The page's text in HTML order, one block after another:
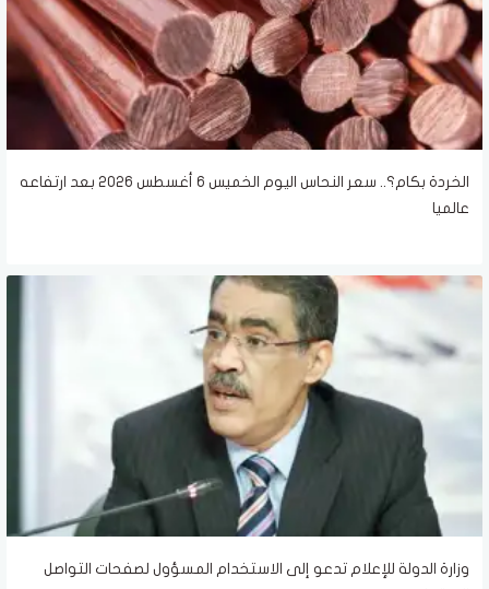
الخردة بكام؟.. سعر النحاس اليوم الخميس 6 أغسطس 2026 بعد ارتفاعه
عالميا
وزارة الدولة للإعلام تدعو إلى الاستخدام المسؤول لصفحات التواصل